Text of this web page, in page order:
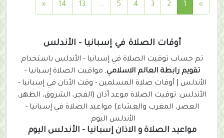
»
1
(
c
n
t
)
2
3
4
5
...
13
14
«
أوقات الصلاة في إسبانيا - الأندلس
تم حساب توقيت الصلاة في إسبانيا - الأندلس باستخدام
تقويم رابطة العالم الاسلامي, مواقيت الصلاة إسبانيا -
الأندلس | أوقات صلاة المسلمين - وقت الأذان في إسبانيا -
الأندلس: توقيت الصلاة موعد أذان (الفجر، الشروق، الظهر،
العصر، المغرب والعشاء) مواعيد الصلاة في إسبانيا -
الأندلس اليوم.
مواعيد الصلاة و الاذان إسبانيا - الأندلس اليوم